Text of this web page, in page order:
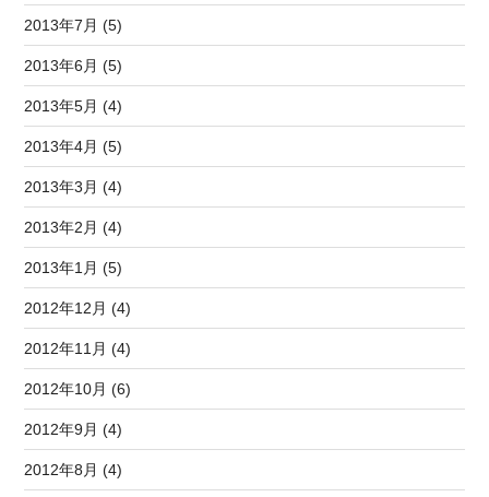
2013年7月 (5)
2013年6月 (5)
2013年5月 (4)
2013年4月 (5)
2013年3月 (4)
2013年2月 (4)
2013年1月 (5)
2012年12月 (4)
2012年11月 (4)
2012年10月 (6)
2012年9月 (4)
2012年8月 (4)